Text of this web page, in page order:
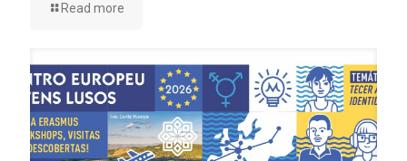
Read more